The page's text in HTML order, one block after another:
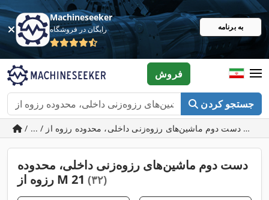
Machineseeker
رایگان در فروشگاه به برنامه
جستجو کردن
فروش
/ ... / دست دوم ماشین‌های رزوه‌زنی داخلی، محدوده رزوه از M 21
دست دوم ماشین‌های رزوه‌زنی داخلی، محدوده
رزوه از M 21 (۳۲)